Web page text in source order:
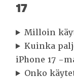
17
Milloin
Kuinka
iPhone 17 -
Onko